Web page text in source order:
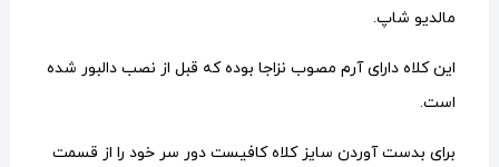
مالدیو شاپ.
این کلاه دارای آرم مصوب نزاجا بوده که قبل از نصب دالبور شده
است.
برای بدست آوردن سایز کلاه کافیست دور سر خود را از قسمت